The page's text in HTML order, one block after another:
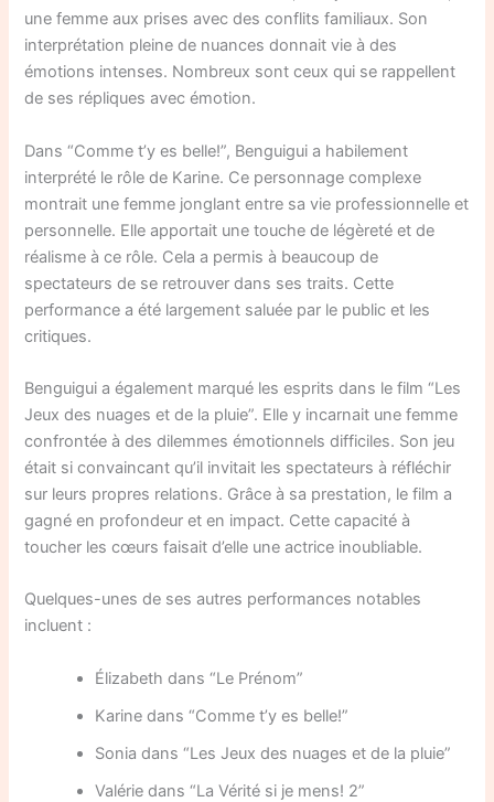
une femme aux prises avec des conflits familiaux. Son
interprétation pleine de nuances donnait vie à des
émotions intenses. Nombreux sont ceux qui se rappellent
de ses répliques avec émotion.
Dans “Comme t’y es belle!”, Benguigui a habilement
interprété le rôle de Karine. Ce personnage complexe
montrait une femme jonglant entre sa vie professionnelle et
personnelle. Elle apportait une touche de légèreté et de
réalisme à ce rôle. Cela a permis à beaucoup de
spectateurs de se retrouver dans ses traits. Cette
performance a été largement saluée par le public et les
critiques.
Benguigui a également marqué les esprits dans le film “Les
Jeux des nuages et de la pluie”. Elle y incarnait une femme
confrontée à des dilemmes émotionnels difficiles. Son jeu
était si convaincant qu’il invitait les spectateurs à réfléchir
sur leurs propres relations. Grâce à sa prestation, le film a
gagné en profondeur et en impact. Cette capacité à
toucher les cœurs faisait d’elle une actrice inoubliable.
Quelques-unes de ses autres performances notables
incluent :
Élizabeth dans “Le Prénom”
Karine dans “Comme t’y es belle!”
Sonia dans “Les Jeux des nuages et de la pluie”
Valérie dans “La Vérité si je mens! 2”